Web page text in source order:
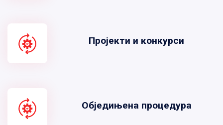
Пројекти и конкурси
Обједињена процедура